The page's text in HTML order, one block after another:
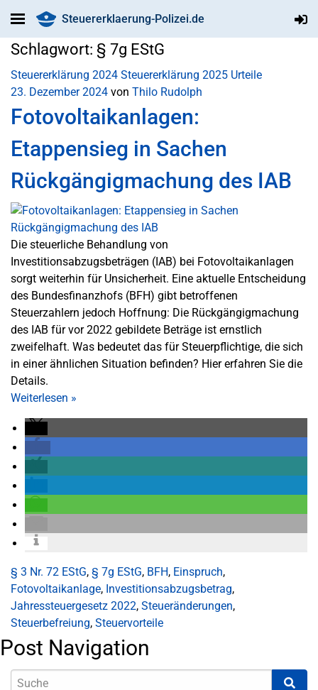
Steuererklaerung-Polizei.de
Schlagwort: § 7g EStG
Steuererklärung 2024 Steuererklärung 2025 Urteile
23. Dezember 2024 von Thilo Rudolph
Fotovoltaikanlagen:
Etappensieg in Sachen
Rückgängigmachung des IAB
Die steuerliche Behandlung von
Investitionsabzugsbeträgen (IAB) bei Fotovoltaikanlagen
sorgt weiterhin für Unsicherheit. Eine aktuelle Entscheidung
des Bundesfinanzhofs (BFH) gibt betroffenen
Steuerzahlern jedoch Hoffnung: Die Rückgängigmachung
des IAB für vor 2022 gebildete Beträge ist ernstlich
zweifelhaft. Was bedeutet das für Steuerpflichtige, die sich
in einer ähnlichen Situation befinden? Hier erfahren Sie die
Details.
Weiterlesen »
§ 3 Nr. 72 EStG, § 7g EStG, BFH, Einspruch,
Fotovoltaikanlage, Investitionsabzugsbetrag,
Jahressteuergesetz 2022, Steueränderungen,
Steuerbefreiung, Steuervorteile
Post Navigation